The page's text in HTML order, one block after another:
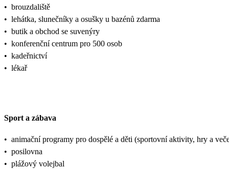
• brouzdaliště
• lehátka, slunečníky a osušky u bazénů zdarma
• butik a obchod se suvenýry
• konferenční centrum pro 500 osob
• kadeřnictví
• lékař
Sport a zábava
• animační programy pro dospělé a děti (sportovní aktivity, hry a
• posilovna
• plážový volejbal